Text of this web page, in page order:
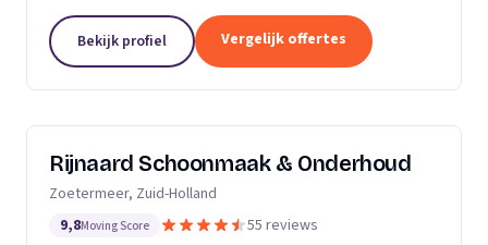
general cleaning to deep cleaning, so you can...
Bekijk profiel Vergelijk offertes
Rijnaard Schoonmaak & Onderhoud
Zoetermeer, Zuid-Holland
9,8Moving Score 55 reviews